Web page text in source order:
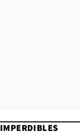
IMPERDIBLES